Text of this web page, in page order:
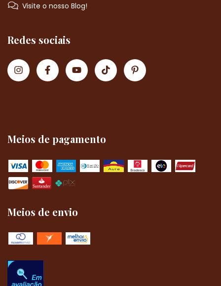
Visite o nosso Blog!
Redes sociais
Meios de pagamento
Meios de envio